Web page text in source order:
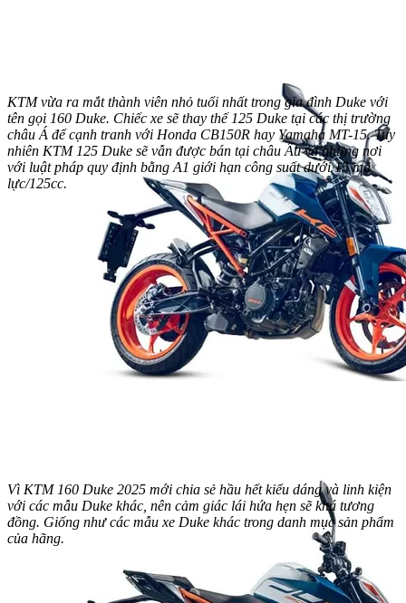
KTM vừa ra mắt thành viên nhỏ tuổi nhất trong gia đình Duke với
tên gọi 160 Duke. Chiếc xe sẽ thay thế 125 Duke tại các thị trường
châu Á để cạnh tranh với Honda CB150R hay Yamaha MT-15. Tuy
nhiên KTM 125 Duke sẽ vẫn được bán tại châu Âu và những nơi
với luật pháp quy định bằng A1 giới hạn công suất dưới 15 mã
lực/125cc.
Vì KTM 160 Duke 2025 mới chia sẻ hầu hết kiểu dáng và linh kiện
với các mẫu Duke khác, nên cảm giác lái hứa hẹn sẽ khá tương
đồng. Giống như các mẫu xe Duke khác trong danh mục sản phẩm
của hãng.